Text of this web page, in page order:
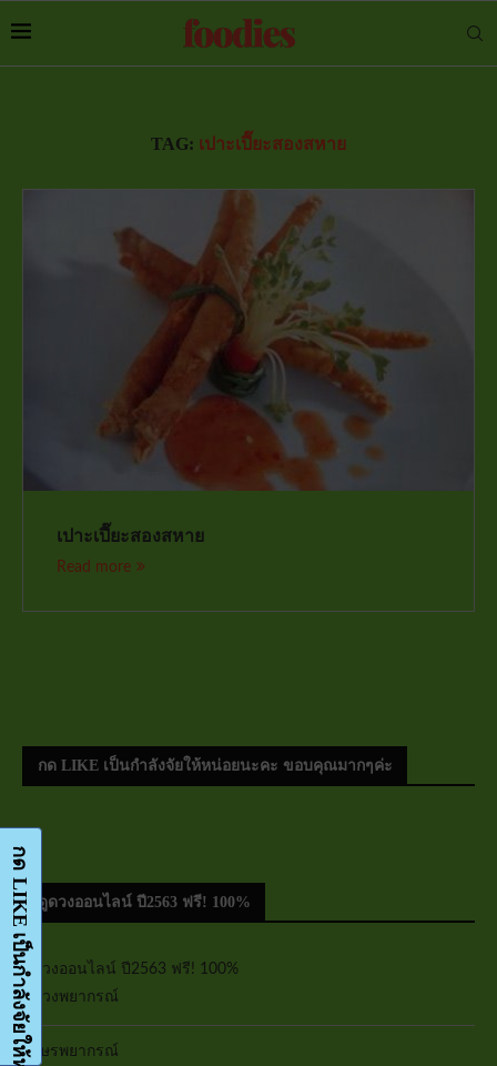
TAG: เปาะเปี๊ยะสองสหาย
เปาะเปี๊ยะสองสหาย
Read more
กด LIKE เป็นกำลังจัยให้หน่อยนะคะ ขอบคุณมากๆค่ะ
ดูดวงออนไลน์ ปี2563 ฟรี! 100%
ดูดวงออนไลน์ ปี2563 ฟรี! 100%
ดูดวงพยากรณ์
อักษรพยากรณ์